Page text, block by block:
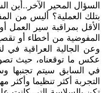
السؤال المحير الآخر..أين
بتلك العملية؟ أليس من
الأقل بمراقبة سير العمل
المفوضية من أخطاء أو
وعن الجالية العراقية في
عكس ما توقعناه، حيث
في السابق سيتم تجنبها
التجربة أكثر تنظيما وأكثر